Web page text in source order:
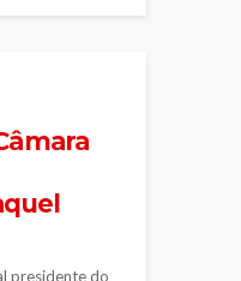
presidente do